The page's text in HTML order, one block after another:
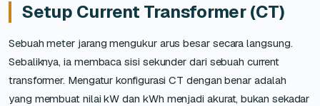
Setup Current Transformer (CT)
Sebuah meter jarang mengukur arus besar secara langsung.
Sebaliknya, ia membaca sisi sekunder dari sebuah current
transformer. Mengatur konfigurasi CT dengan benar adalah
yang membuat nilai kW dan kWh menjadi akurat, bukan sekadar